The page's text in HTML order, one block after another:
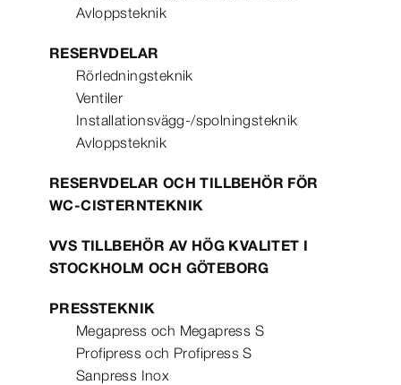
Avloppsteknik
RESERVDELAR
Rörledningsteknik
Ventiler
Installationsvägg-/spolningsteknik
Avloppsteknik
RESERVDELAR OCH TILLBEHÖR FÖR
WC-CISTERNTEKNIK
VVS TILLBEHÖR AV HÖG KVALITET I
STOCKHOLM OCH GÖTEBORG
PRESSTEKNIK
Megapress och Megapress S
Profipress och Profipress S
Sanpress Inox